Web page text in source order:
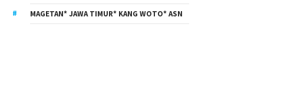
MAGETAN* JAWA TIMUR* KANG WOTO* ASN